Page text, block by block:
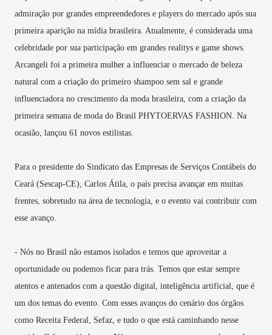
admiração por grandes empreendedores e players do mercado após sua
primeira aparição na mídia brasileira. Atualmente, é considerada uma
celebridade por sua participação em grandes realitys e game shows.
Arcangeli foi a primeira mulher a influenciar o mercado de beleza
natural com a criação do primeiro shampoo sem sal e grande
influenciadora no crescimento da moda brasileira, com a criação da
primeira semana de moda do Brasil PHYTOERVAS FASHION. Na
ocasião, lançou 61 novos estilistas.
Para o presidente do Sindicato das Empresas de Serviços Contábeis do
Ceará (Sescap-CE), Carlos Átila, o país precisa avançar em muitas
frentes, sobretudo na área de tecnologia, e o evento vai contribuir com
esse avanço.
- Nós no Brasil não estamos isolados e temos que aproveitar a
oportunidade ou podemos ficar para trás. Temos que estar sempre
atentos e antenados com a questão digital, inteligência artificial, que é
um dos temas do evento. Com esses avanços do cenário dos órgãos
como Receita Federal, Sefaz, e tudo o que está caminhando nesse